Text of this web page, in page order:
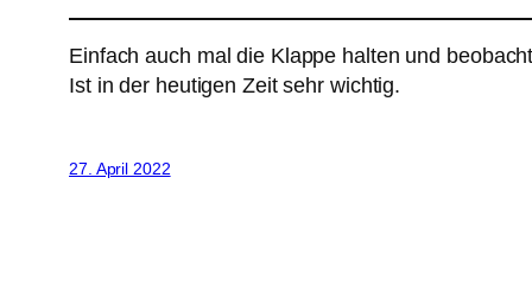
Einfach auch mal die Klappe halten und
Ist in der heutigen Zeit sehr wichtig.
27. April 2022